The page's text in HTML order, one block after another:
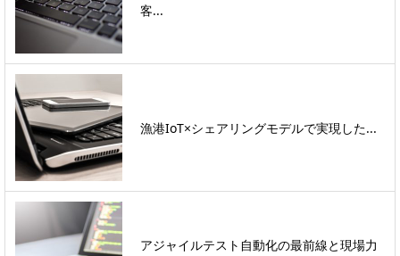
客...
漁港IoT×シェアリングモデルで実現した...
アジャイルテスト自動化の最前線と現場力